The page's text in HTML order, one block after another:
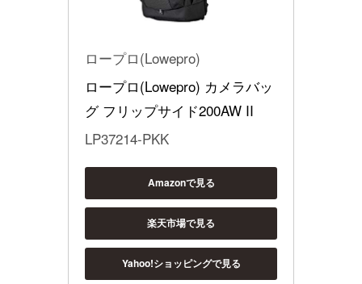
ロープロ(Lowepro)
ロープロ(Lowepro) カメラバッ
グ フリップサイド200AW II
LP37214-PKK
Amazonで見る
楽天市場で見る
Yahoo!ショッピングで見る